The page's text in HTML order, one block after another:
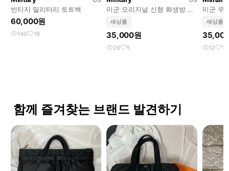
빈티지 밀리터리 토트백
60,000원
140 18
미군 오리지널 신형 화생방 가
방 커스텀 크로스백 USA 새상
새상품
35,000원
26 5
미군 우
usmc
새상품
12 1
함께 즐겨찾는 브랜드 발견하기